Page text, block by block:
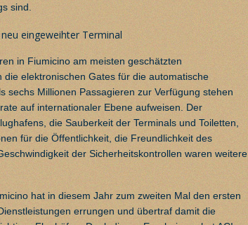
sind.
in Fiumicino am meisten geschätzten
die elektronischen Gates für die automatische
sechs Millionen Passagieren zur Verfügung stehen
auf internationaler Ebene aufweisen. Der
die Sauberkeit der Terminals und Toiletten,
für die Öffentlichkeit, die Freundlichkeit des
der Sicherheitskontrollen waren weitere
hat in diesem Jahr zum zweiten Mal den ersten
errungen und übertraf damit die